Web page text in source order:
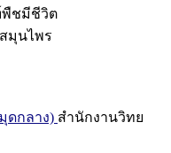
ชมีชีวิต
มุนไพร
ดกลาง) สำนักงานวิทย